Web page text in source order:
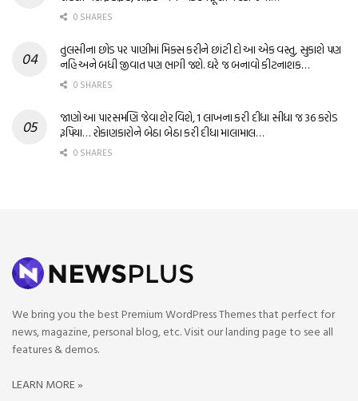
0 SHARES
તુલસીના છોડ પર પાણીમાં મિક્સ કરીને છાંટી દો આ એક વસ્તુ, સુકાશે પણ
નહિ અને બધી જીવાત પણ ભાગી જશે. ઘરે જ બનાવો કીટનાશક…
0 SHARES
જાણો આ પારસમણિ જેવા શેર વિશે, 1 લાખના કરી દીધા સીધા જ 36 કરોડ
રૂપિયા… રોકાણકારોને બેઠા બેઠા કરી દીધા માલામાલ…
0 SHARES
We bring you the best Premium WordPress Themes that perfect for
news, magazine, personal blog, etc. Visit our landing page to see all
features & demos.
LEARN MORE »